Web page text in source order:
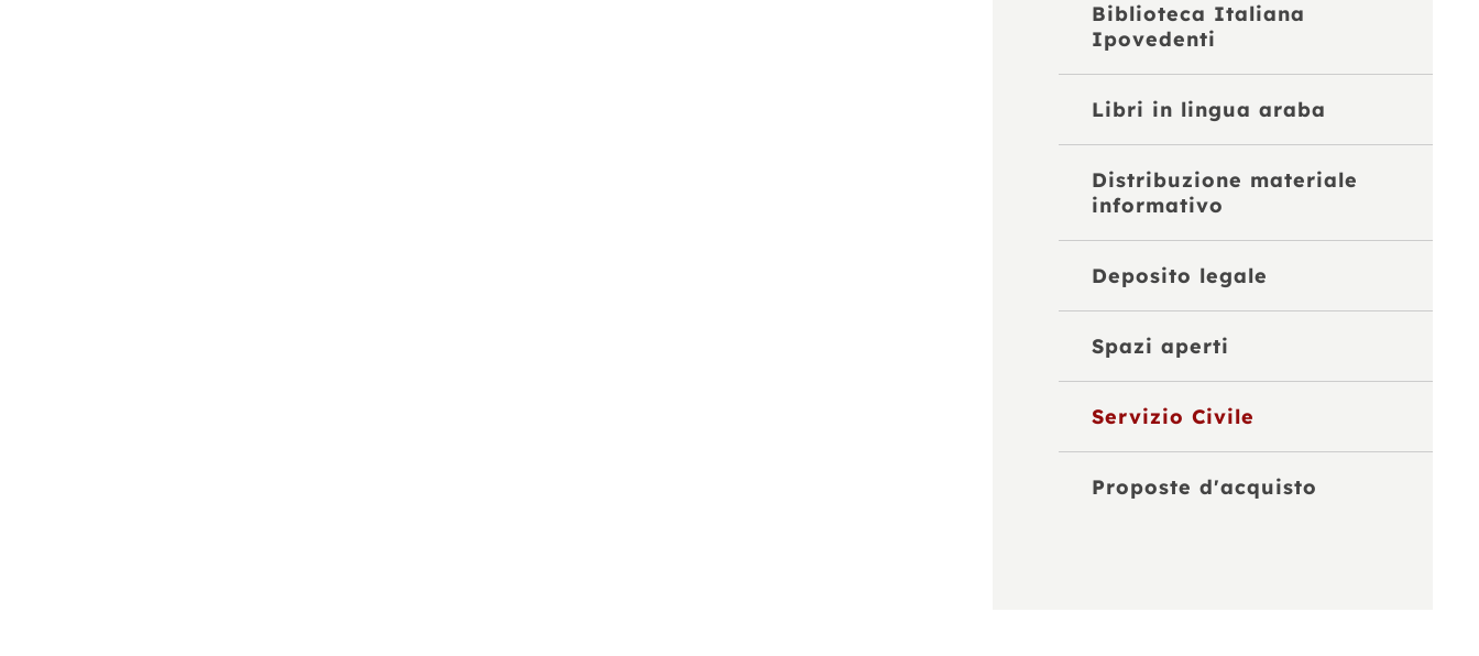
Biblioteca Italiana
Ipovedenti
Libri in lingua araba
Distribuzione materiale
informativo
Deposito legale
Spazi aperti
Servizio Civile
Proposte d'acquisto